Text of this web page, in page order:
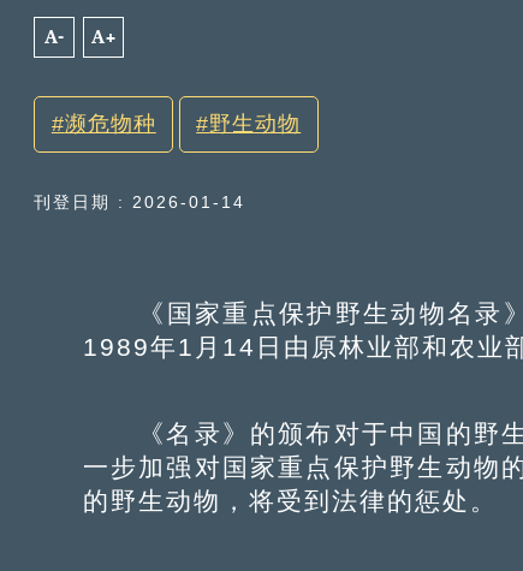
A- A+
濒危物种 野生动物
刊登日期 : 2026-01-14
《国家重点保护野生动物名录
1989年1月14日由原林业部和农业
《名录》的颁布对于中国的野生
一步加强对国家重点保护野生动物
的野生动物，将受到法律的惩处。